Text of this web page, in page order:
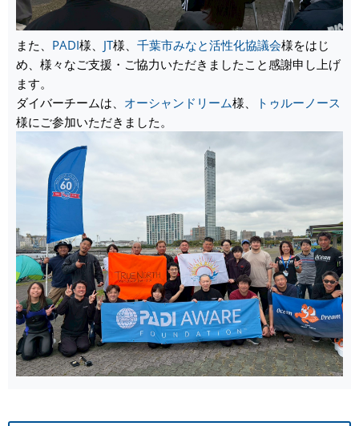
また、 PADI様、 JT様、 千葉市みなと活性化協議会様をはじ
め、様々なご支援・ご協力いただきましたこと感謝申し上げ
ます。
ダイバーチームは、 オーシャンドリーム様、
トゥルーノース
様にご参加いただきました。